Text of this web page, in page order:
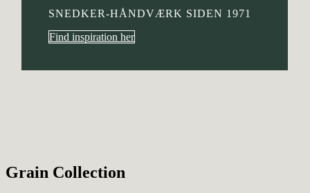
SNEDKER-HÅNDVÆRK SIDEN 1971
Find inspiration her
Grain Collection